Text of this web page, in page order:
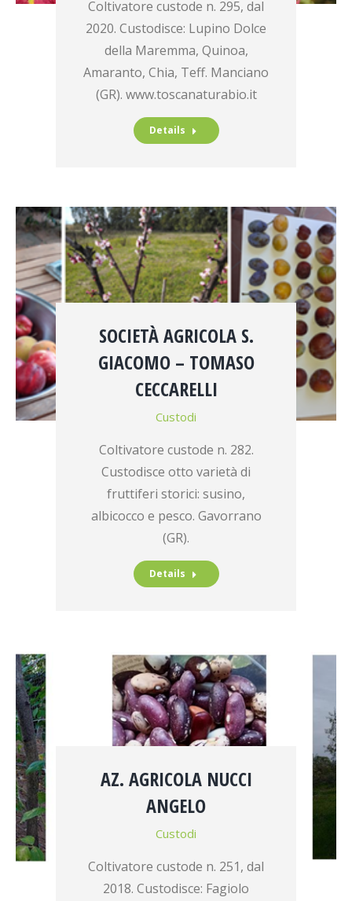
Coltivatore custode n. 295, dal
2020. Custodisce: Lupino Dolce
della Maremma, Quinoa,
Amaranto, Chia, Teff. Manciano
(GR). www.toscanaturabio.it
Details
SOCIETÀ AGRICOLA S.
GIACOMO – TOMASO
CECCARELLI
Custodi
Coltivatore custode n. 282.
Custodisce otto varietà di
fruttiferi storici: susino,
albicocco e pesco. Gavorrano
(GR).
Details
AZ. AGRICOLA NUCCI
ANGELO
Custodi
Coltivatore custode n. 251, dal
2018. Custodisce: Fagiolo